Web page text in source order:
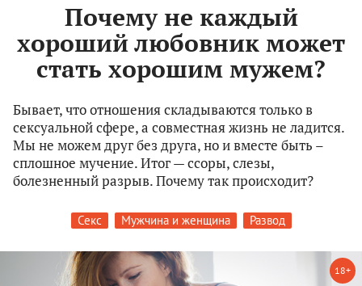
Почему не каждый
хороший любовник может
стать хорошим мужем?
Бывает, что отношения складываются только в
сексуальной сфере, а совместная жизнь не ладится.
Мы не можем друг без друга, но и вместе быть –
сплошное мучение. Итог — ссоры, слезы,
болезненный разрыв. Почему так происходит?
Секс Мужчина и женщина Развод
18+